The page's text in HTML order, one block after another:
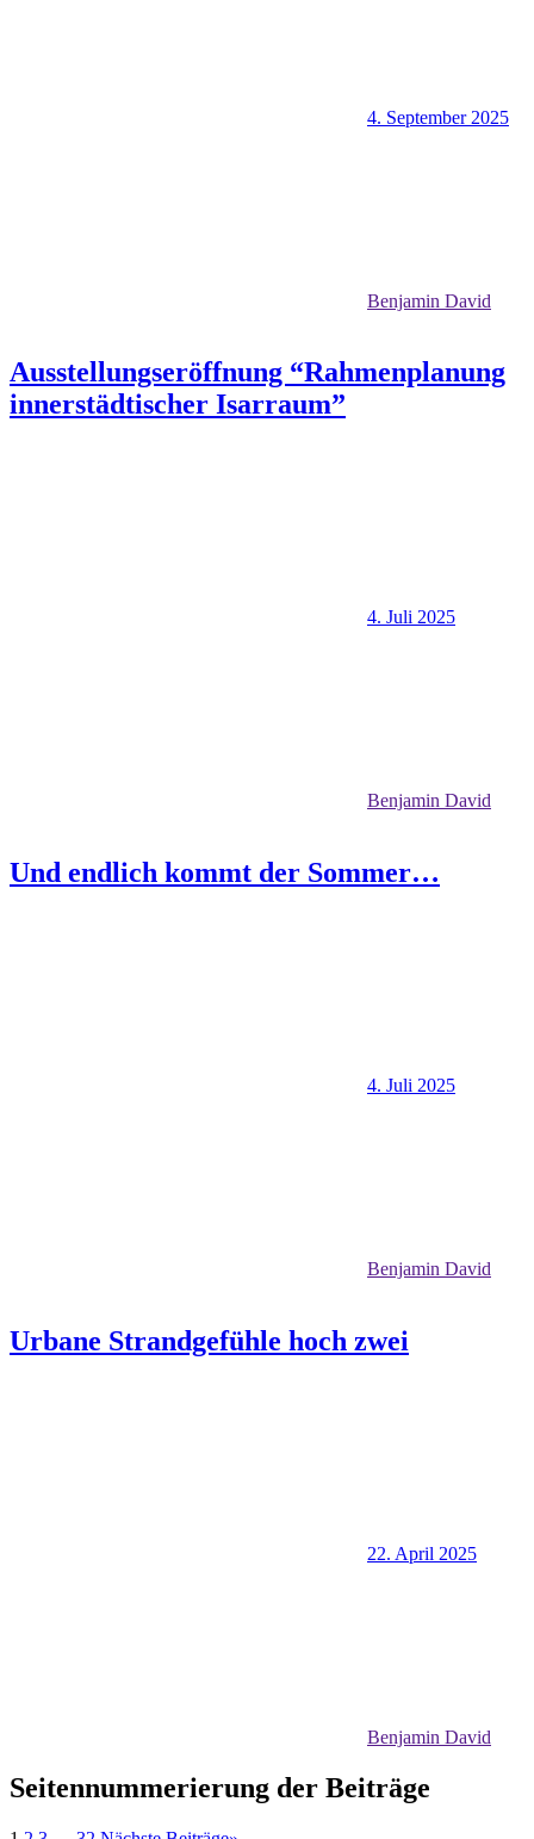
4. September 2025
Benjamin David
Ausstellungseröffnung “Rahmenplanung
innerstädtischer Isarraum”
4. Juli 2025
Benjamin David
Und endlich kommt der Sommer…
4. Juli 2025
Benjamin David
Urbane Strandgefühle hoch zwei
22. April 2025
Benjamin David
Seitennummerierung der Beiträge